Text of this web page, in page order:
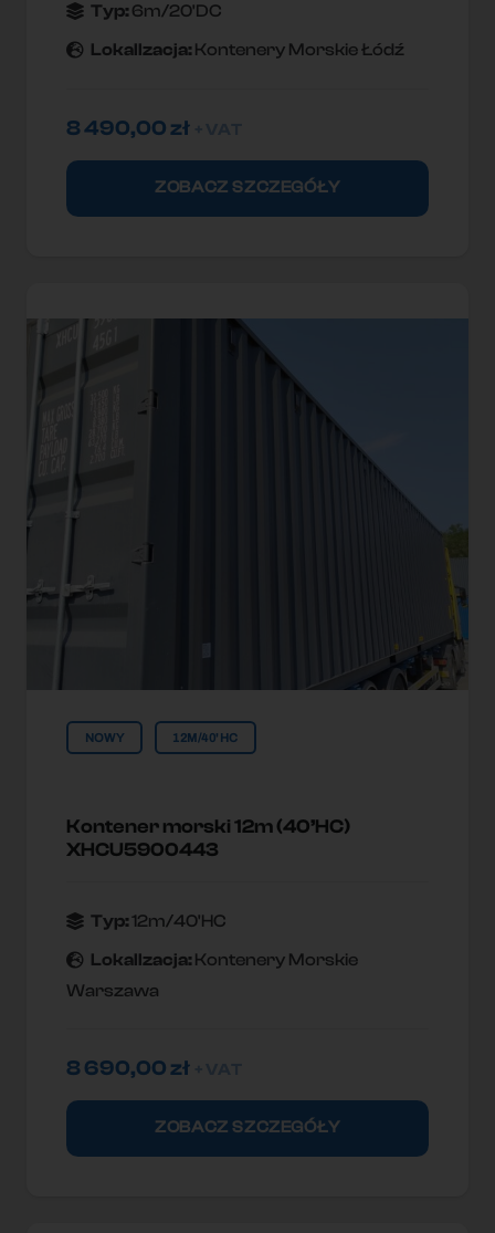
Typ: 6m/20'DC
Lokallzacja: Kontenery Morskie Łódź
8 490,00zł
ZOBACZ SZCZEGÓŁY
NOWY 12M/40'HC
Kontener morski 12m (40’HC)
XHCU5900443
Typ:12m/40'HC
Lokallzacja: Kontenery Morskie
Warszawa
8 690,00zł
ZOBACZ SZCZEGÓŁY